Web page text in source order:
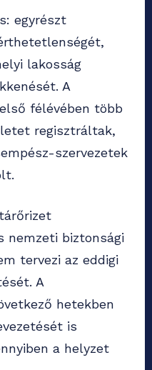
egyrészt
lakosság
A
félévében több
regisztráltak,
szervezetek
nemzeti biztonsági
tervezi az eddigi
A
hetekben
is
a helyzet